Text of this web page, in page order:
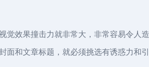
效果撞击力就非常大，非常容易令人
面和文章标题，就必须挑选有诱惑力和